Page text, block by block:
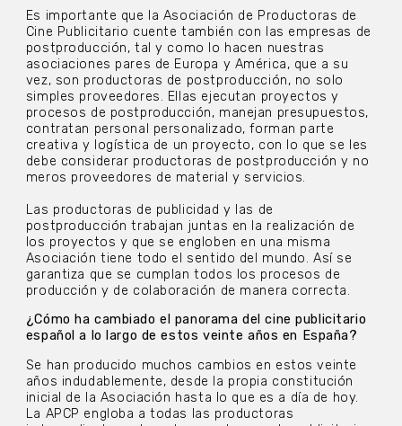
Es importante que la Asociación de Productoras de
Cine Publicitario cuente también con las empresas de
postproducción, tal y como lo hacen nuestras
asociaciones pares de Europa y América, que a su
vez, son productoras de postproducción, no solo
simples proveedores. Ellas ejecutan proyectos y
procesos de postproducción, manejan presupuestos,
contratan personal personalizado, forman parte
creativa y logística de un proyecto, con lo que se les
debe considerar productoras de postproducción y no
meros proveedores de material y servicios.
Las productoras de publicidad y las de
postproducción trabajan juntas en la realización de
los proyectos y que se engloben en una misma
Asociación tiene todo el sentido del mundo. Así se
garantiza que se cumplan todos los procesos de
producción y de colaboración de manera correcta.
¿Cómo ha cambiado el panorama del cine publicitario
español a lo largo de estos veinte años en España?
Se han producido muchos cambios en estos veinte
años indudablemente, desde la propia constitución
inicial de la Asociación hasta lo que es a día de hoy.
La APCP engloba a todas las productoras